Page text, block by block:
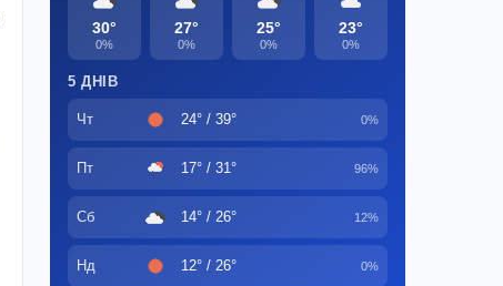
30°
0%
27°
0%
25°
0%
23°
0%
5 ДНІВ
Чт 24° / 39° 0%
Пт 17° / 31° 96%
Сб 14° / 26° 12%
Нд 12° / 26° 0%